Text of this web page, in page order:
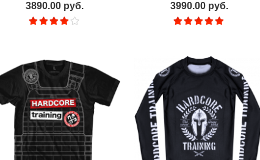
3890.00 руб. 3990.00 руб.